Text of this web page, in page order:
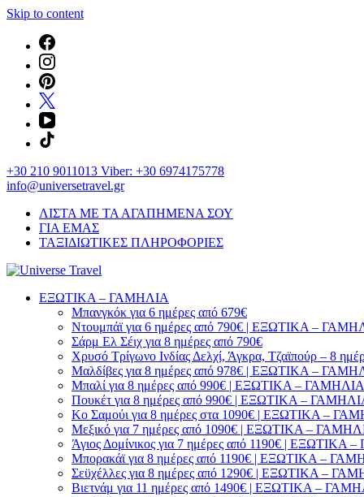
Skip to content
+30 210 9011013 Viber: +30 6974175778
info@universetravel.gr
ΛΙΣΤΑ ΜΕ ΤΑ ΑΓΑΠΗΜΕΝΑ ΣΟΥ
ΓΙΑ ΕΜΑΣ
ΤΑΞΙΔΙΩΤΙΚΕΣ ΠΛΗΡΟΦΟΡΙΕΣ
Universe Travel
You will love the way you travel
ΕΞΩΤΙΚΑ – ΓΑΜΗΛΙΑ
Μπανγκόκ για 6 ημέρες από 679€
Ντουμπάϊ για 6 ημέρες από 790€ | ΕΞΩΤΙΚΑ –
Σάρμ Ελ Σέιχ για 8 ημέρες από 790€
Χρυσό Τρίγωνο Ινδίας Δελχί, Άγκρα, Τζαϊπούρ – 8
Μαλδίβες για 8 ημέρες από 978€ | ΕΞΩΤΙΚΑ –
Μπαλί για 8 ημέρες από 990€ | ΕΞΩΤΙΚΑ – ΓΑΜΗΛΙΑ
Πουκέτ για 8 ημέρες από 990€ | ΕΞΩΤΙΚΑ –
Κο Σαμούι για 8 ημέρες στα 1090€ | ΕΞΩΤΙΚΑ –
Μεξικό για 7 ημέρες από 1090€ | ΕΞΩΤΙΚΑ –
Άγιος Δομίνικος για 7 ημέρες από 1190€ | ΕΞΩΤΙΚΑ
Μπορακάϊ για 8 ημέρες από 1190€ | ΕΞΩΤΙΚΑ –
Σεϋχέλλες για 8 ημέρες από 1290€ | ΕΞΩΤΙΚΑ –
Βιετνάμ για 11 ημέρες από 1490€ | ΕΞΩΤΙΚΑ –